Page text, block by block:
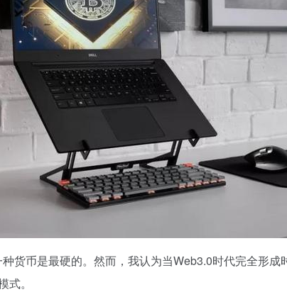
货币是最硬的。然而，我认为当Web3.0时代完全形成
。